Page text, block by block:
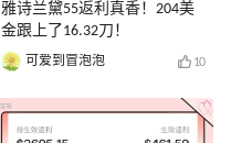
雅诗兰黛55返利真香！204美
金跟上了16.32刀！
可爱到冒泡泡 10